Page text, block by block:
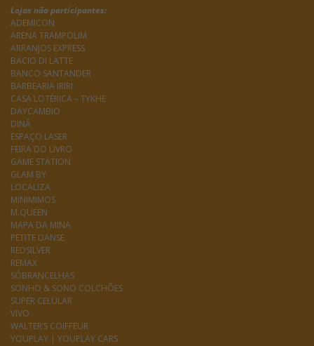
Lojas não participantes:
ADEMICON
ARENA TRAMPOLIM
ARRANJOS EXPRESS
BACIO DI LATTE
BANCO SANTANDER
BARBEARIA IRIRI
CASA LOTÉRICA – TYKHE
DAYCAMBIO
DINÁ
ESPAÇO LASER
FEIRA DO LIVRO
GAME STATION
GLAM BY
LOCALIZA
MINIMIMOS
M.QUEEN
MAPA DA MINA
PETITE DANSE
REDSILVER
REMAX
SÓBRANCELHAS
SONHO & SONO COLCHÕES
SUPER CELULAR
VIVO
WALTER’S COIFFEUR
YOUPLAY | YOUPLAY CARS